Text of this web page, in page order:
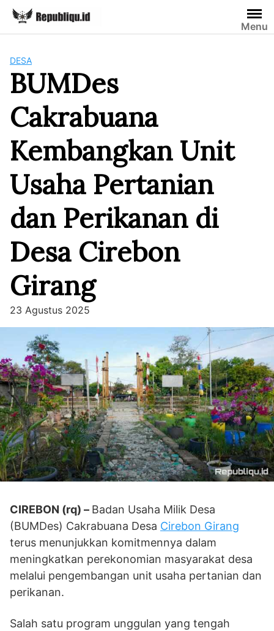
Skip
content
Menu
DESA
BUMDes
Cakrabuana
Kembangkan Unit
Usaha Pertanian
dan Perikanan di
Desa Cirebon
Girang
23 Agustus 2025
CIREBON (rq) – Badan Usaha Milik Desa
(BUMDes) Cakrabuana Desa Cirebon Girang
terus menunjukkan komitmennya dalam
meningkatkan perekonomian masyarakat desa
melalui pengembangan unit usaha pertanian dan
perikanan.
Salah satu program unggulan yang tengah